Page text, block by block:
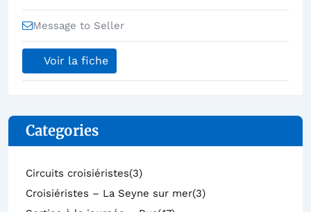
Message to Seller
Voir la fiche
Categories
Circuits croisiéristes(3)
Croisiéristes – La Seyne sur mer(3)